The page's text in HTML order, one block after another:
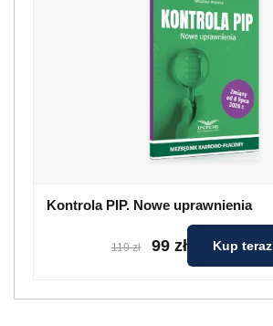
Kontrola PIP. Nowe uprawnienia
119 zł 99 zł Kup teraz